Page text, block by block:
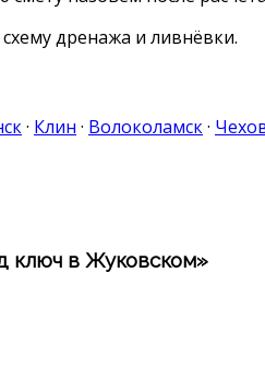
дренажа и ливнёвки.
· Клин · Волоколамск·
ключ в Жуковском»